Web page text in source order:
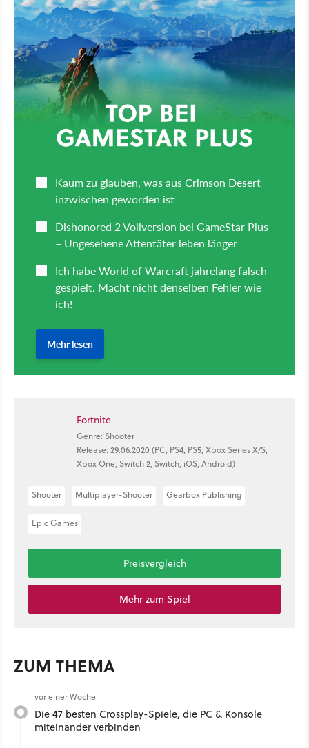
Fortnite
Genre: Shooter
Release: 29.06.2020 (PC, PS4, PS5, Xbox Series X/S,
Xbox One, Switch 2, Switch, iOS, Android)
Shooter Multiplayer-Shooter Gearbox Publishing
Epic Games
Preisvergleich
Mehr zum Spiel
ZUM THEMA
vor einer Woche
Die 47 besten Crossplay-Spiele, die PC & Konsole
miteinander verbinden